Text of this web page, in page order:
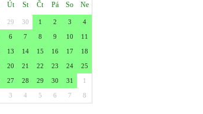
Út St Čt Pá So Ne
29 30 1 2 3 4
6 7 8 9 10 11
13 14 15 16 17 18
20 21 22 23 24 25
27 28 29 30 31 1
3 4 5 6 7 8